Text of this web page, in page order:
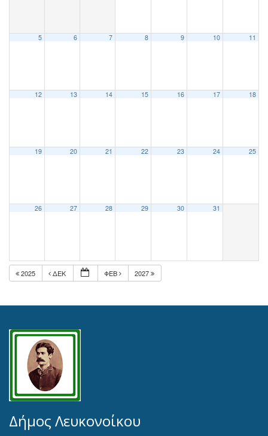
5 6 7 8 9 10 11
12 13 14 15 16 17 18
19 20 21 22 23 24 25
26 27 28 29 30 31
2025 ΔΕΚ ΦΕΒ 2027
Δήμος Λευκονοίκου